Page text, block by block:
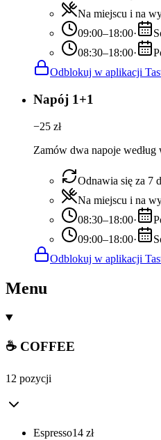
Na miejscu i na
09:00–18:00·
08:30–18:00·
Odblokuj w aplikacji
Napój 1+1
−25 zł
Zamów dwa napoje według
Odnawia się za 7
Na miejscu i na
08:30–18:00·
09:00–18:00·
Odblokuj w aplikacji
Menu
☕ COFFEE
12 pozycji
Espresso14 zł